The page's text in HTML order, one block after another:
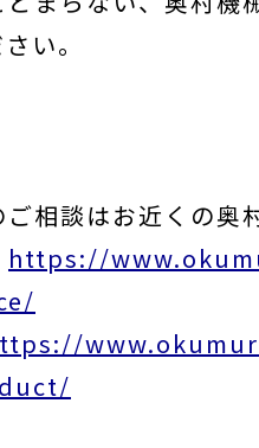
い。
相談はお近くの奥
https://